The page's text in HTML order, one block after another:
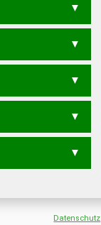
Datenschutz